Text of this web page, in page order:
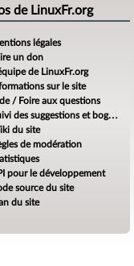
de LinuxFr.org
légales
un don
de LinuxFr.org
sur le site
/ Foire aux questions
des suggestions et bogues
du site
de modération
pour le développement
source du site
du site